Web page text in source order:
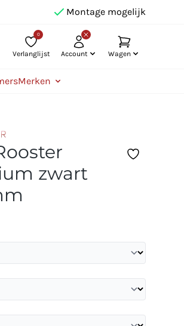
Montage mogelijk
0
Verlanglijst Account Wagen
Merken
zwart